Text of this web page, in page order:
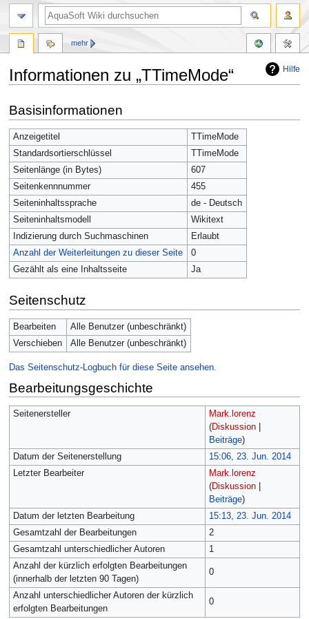
Hilfe
Informationen zu „TTimeMode“
Navigation
springen
Suche
springen
Basisinformationen
Anzeigetitel
TTimeMode
Standardsortierschlüssel
TTimeMode
Seitenlänge (in Bytes)
607
Seitenkennnummer
455
Seiteninhaltssprache
de - Deutsch
Seiteninhaltsmodell
Wikitext
Indizierung durch Suchmaschinen
Erlaubt
Anzahl der Weiterleitungen zu dieser Seite
0
Gezählt als eine Inhaltsseite
Ja
Seitenschutz
Bearbeiten
Alle Benutzer (unbeschränkt)
Verschieben
Alle Benutzer (unbeschränkt)
Das Seitenschutz-Logbuch für diese Seite ansehen.
Bearbeitungsgeschichte
Seitenersteller
Mark.lorenz
(Diskussion|
Beiträge)
Datum der Seitenerstellung
15:06, 23. Jun. 2014
Letzter Bearbeiter
Mark.lorenz
(Diskussion|
Beiträge)
Datum der letzten Bearbeitung
15:13, 23. Jun. 2014
Gesamtzahl der Bearbeitungen
2
Gesamtzahl unterschiedlicher Autoren
1
Anzahl der kürzlich erfolgten Bearbeitungen
(innerhalb der letzten 90 Tagen)
0
Anzahl unterschiedlicher Autoren der kürzlich
erfolgten Bearbeitungen
0
mehr